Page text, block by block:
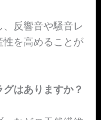
反響音や騒音レ
を高めることが
はありますか？